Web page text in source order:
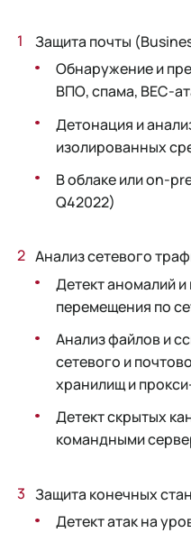
Защита почты
Обнаружение и
ВПО, спама, BEC-
Детонация и
изолированных
В облаке или on-
Q42022)
Анализ сетевого
Детект аномалий
перемещения по
Анализ файлов и
сетевого и
хранилищ и
Детект скрытых
командными
Защита конечных
Детект атак на